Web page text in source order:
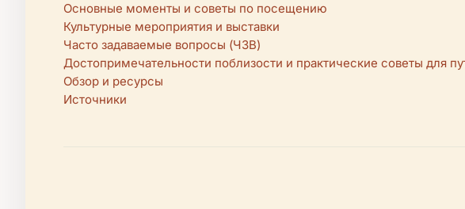
Основные моменты и советы по посещению
Культурные мероприятия и выставки
Часто задаваемые вопросы (ЧЗВ)
Достопримечательности поблизости и практические советы для
Обзор и ресурсы
Источники